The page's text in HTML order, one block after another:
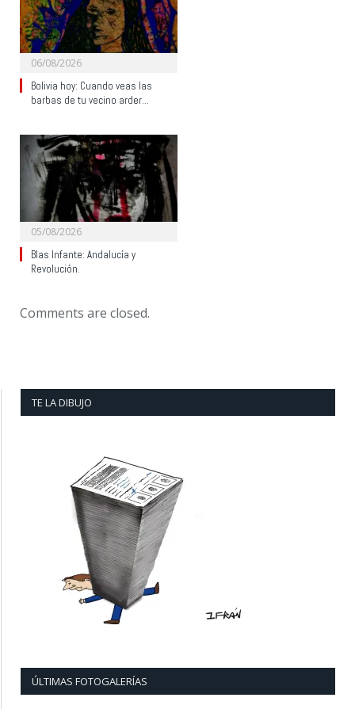
06/08/2026
Bolivia hoy: Cuando veas las
barbas de tu vecino arder…
05/08/2026
Blas Infante: Andalucía y
Revolución.
Comments are closed.
TE LA DIBUJO
ÚLTIMAS FOTOGALERÍAS